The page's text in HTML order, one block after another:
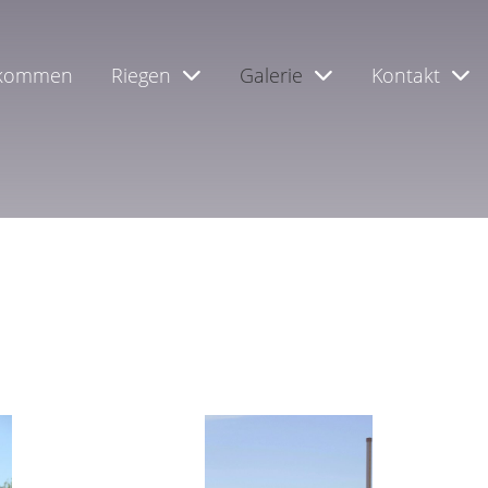
Riegen Galerie Kontakt